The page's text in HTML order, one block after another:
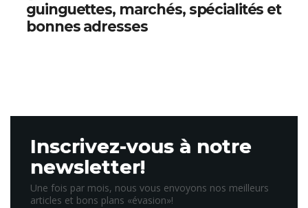
guinguettes, marchés, spécialités et
bonnes adresses
Inscrivez-vous à notre
newsletter!
Une fois par mois, nous vous envoyons nos meilleurs
articles et bons plans «évasion»!